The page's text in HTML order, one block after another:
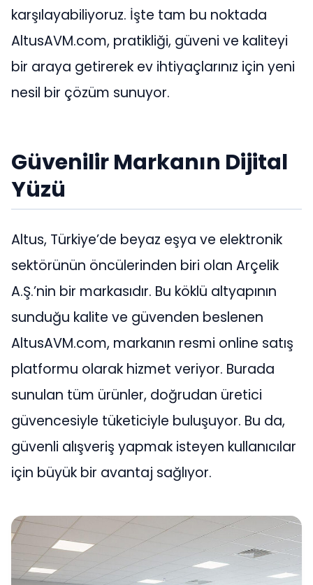
karşılayabiliyoruz. İşte tam bu noktada
AltusAVM.com, pratikliği, güveni ve kaliteyi
bir araya getirerek ev ihtiyaçlarınız için yeni
nesil bir çözüm sunuyor.
Güvenilir Markanın Dijital
Yüzü
Altus, Türkiye’de beyaz eşya ve elektronik
sektörünün öncülerinden biri olan Arçelik
A.Ş.’nin bir markasıdır. Bu köklü altyapının
sunduğu kalite ve güvenden beslenen
AltusAVM.com, markanın resmi online satış
platformu olarak hizmet veriyor. Burada
sunulan tüm ürünler, doğrudan üretici
güvencesiyle tüketiciyle buluşuyor. Bu da,
güvenli alışveriş yapmak isteyen kullanıcılar
için büyük bir avantaj sağlıyor.